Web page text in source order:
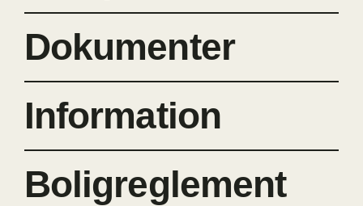
Dokumenter
Information
Boligreglement